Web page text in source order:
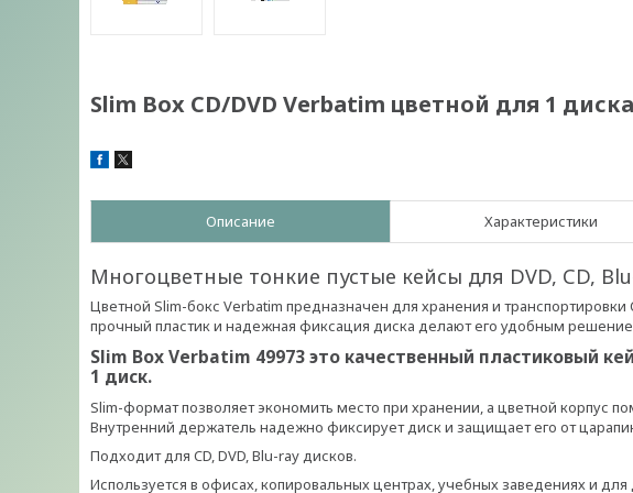
Slim Box CD/DVD Verbatim цветной для 1 диска
Описание Характеристики
Многоцветные тонкие пустые кейсы для DVD, CD,
Цветной Slim-бокс Verbatim предназначен для хранения и
прочный пластик и надежная фиксация диска делают его удобным
Slim Box Verbatim 49973 это качественный пластиковый
1 диск.
Slim-формат позволяет экономить место при хранении, а цветной корпус
Внутренний держатель надежно фиксирует диск и защищает его от
Подходит для CD, DVD, Blu-ray дисков.
Используется в офисах, копировальных центрах, учебных заведениях и